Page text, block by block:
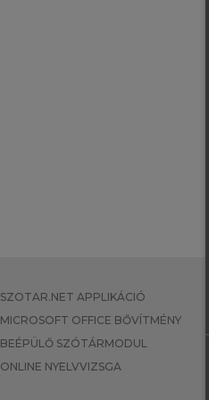
SZOTAR.NET APPLIKÁCIÓ
MICROSOFT OFFICE BŐVÍTMÉNY
BEÉPÜLŐ SZÓTÁRMODUL
ONLINE NYELVVIZSGA